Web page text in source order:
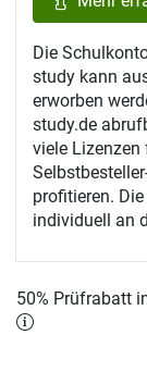
Die
study kann
erworben
study.de
viele Lizenzen
profitieren.
individuell an
50% Prüfrabatt